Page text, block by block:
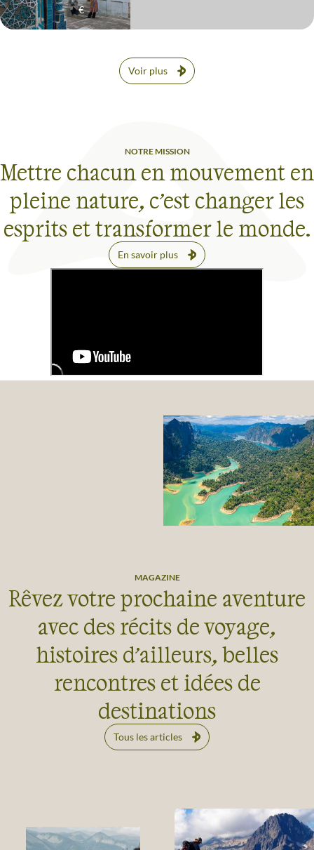
€
Voir plus
NOTRE MISSION
Mettre chacun en mouvement en
pleine nature, c’est changer les
esprits et transformer le monde.
En savoir plus
MAGAZINE
Rêvez votre prochaine aventure
avec des récits de voyage,
histoires d’ailleurs, belles
rencontres et idées de
destinations
Tous les articles